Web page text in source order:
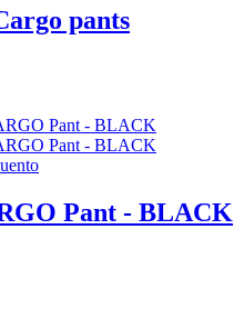
pants
Pant - BLACK